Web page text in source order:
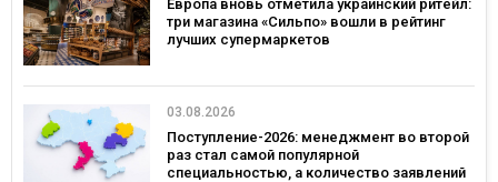
Европа вновь отметила украинский ритейл:
три магазина «Сильпо» вошли в рейтинг
лучших супермаркетов
03.08.2026
Поступление-2026: менеджмент во второй
раз стал самой популярной
специальностью, а количество заявлений